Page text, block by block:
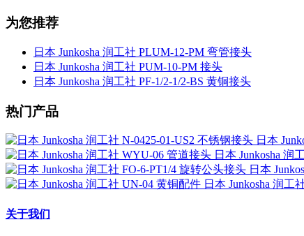
为您推荐
日本 Junkosha 润工社 PLUM-12-PM 弯管接头
日本 Junkosha 润工社 PUM-10-PM 接头
日本 Junkosha 润工社 PF-1/2-1/2-BS 黄铜接头
热门产品
日本
日本 Junkosha 润
日本
日本 Junkosha 润工
关于我们